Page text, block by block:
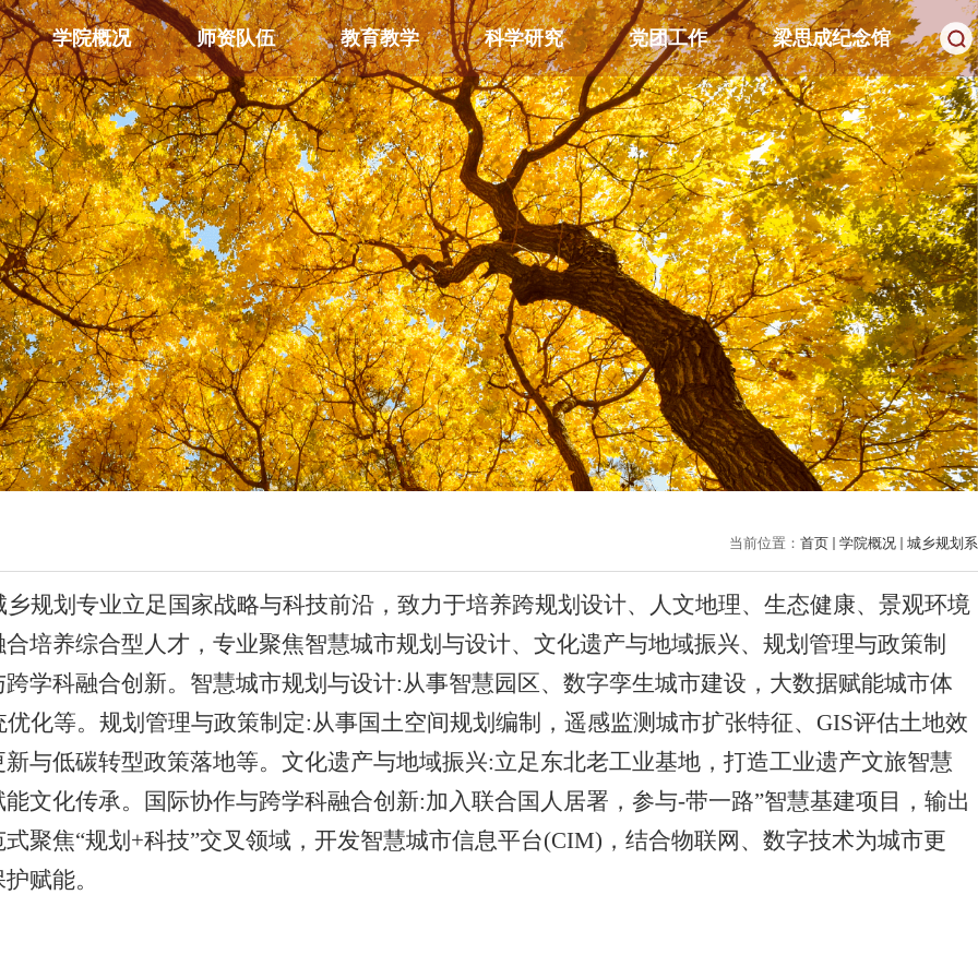
学院概况 师资队伍 教育教学 科学研究 党团工作 梁思成纪念馆
当前位置： 首页 学院概况 城乡规划系
乡规划专业立足国家战略与科技前沿，致力于培养跨规划设计、人文地理、生态健康、景观环境
培养综合型人才，专业聚焦智慧城市规划与设计、文化遗产与地域振兴、规划管理与政策制
学科融合创新。智慧城市规划与设计:从事智慧园区、数字孪生城市建设，大数据赋能城市体
化等。规划管理与政策制定:从事国土空间规划编制，遥感监测城市扩张特征、GIS评估土地效
与低碳转型政策落地等。文化遗产与地域振兴:立足东北老工业基地，打造工业遗产文旅智慧
文化传承。国际协作与跨学科融合创新:加入联合国人居署，参与-带一路”智慧基建项目，输出
聚焦“规划+科技”交叉领域，开发智慧城市信息平台(CIM)，结合物联网、数字技术为城市更
赋能。